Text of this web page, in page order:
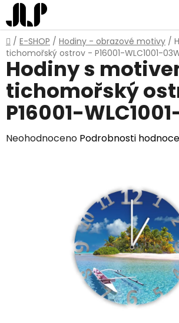
Přejít
na
obsah
Domů
/ E-SHOP / Hodiny - obrazové motivy /
tichomořský ostrov - P16001-WLC1001-
Hodiny s
tichomořský
P16001-
Průměrné
Neohodnoceno Podrobnosti